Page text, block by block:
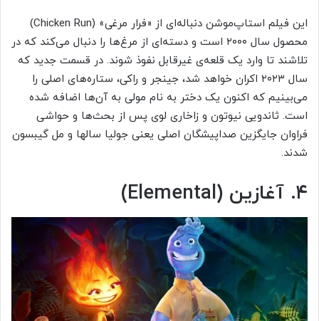
این فیلم استاپ‌موشن دنباله‌ای از «فرار مرغی» (Chicken Run)
محصول سال ۲۰۰۰ است و دسته‌ای از مرغ‌ها را دنبال می‌کند که در
تلاشند تا وارد یک قلعه‌ی غیرقابل نفوذ شوند. در قسمت جدید که
سال ۲۰۲۳ اکران خواهد شد، جینجر و راکی، ستاره‌های اصلی را
می‌بینیم که اکنون یک دختر به نام مولی به آن‌ها اضافه شده
است. ثاندویی نیوتون و زاخاری لوی پس از بحث‌ها و حواشی
فراوان جایگزین صداپیشگان اصلی یعنی جولیا سالها و مل گیبسون
شدند.
۴. آغازین (Elemental)